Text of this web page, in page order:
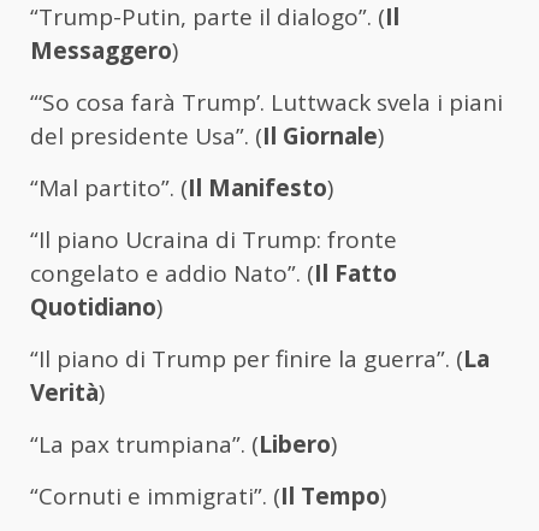
“Trump-Putin, parte il dialogo”. (Il
Messaggero)
“‘So cosa farà Trump’. Luttwack svela i piani
del presidente Usa”. (Il Giornale)
“Mal partito”. (Il Manifesto)
“Il piano Ucraina di Trump: fronte
congelato e addio Nato”. (Il Fatto
Quotidiano)
“Il piano di Trump per finire la guerra”. (La
Verità)
“La pax trumpiana”. (Libero)
“Cornuti e immigrati”. (Il Tempo)